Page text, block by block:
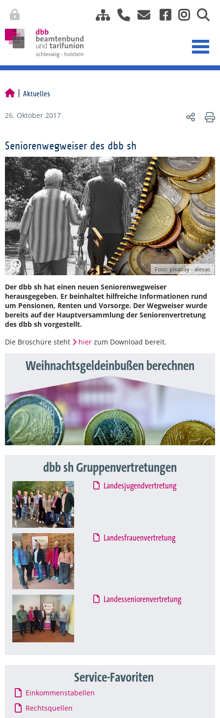
Aktuelles
26. Oktober 2017
Seniorenwegweiser des dbb sh
Foto: pixabay - alexas
Der dbb sh hat einen neuen Seniorenwegweiser
herausgegeben. Er beinhaltet hilfreiche Informationen rund
um Pensionen, Renten und Vorsorge. Der Wegweiser wurde
bereits auf der Hauptversammlung der Seniorenvertretung
des dbb sh vorgestellt.
Die Broschüre steht
hier zum Download bereit.
Weihnachtsgeldeinbußen berechnen
dbb sh Gruppenvertretungen
Landesjugendvertretung
Landesfrauenvertretung
Landesseniorenvertretung
Service-Favoriten
Einkommenstabellen
Rechtsquellen